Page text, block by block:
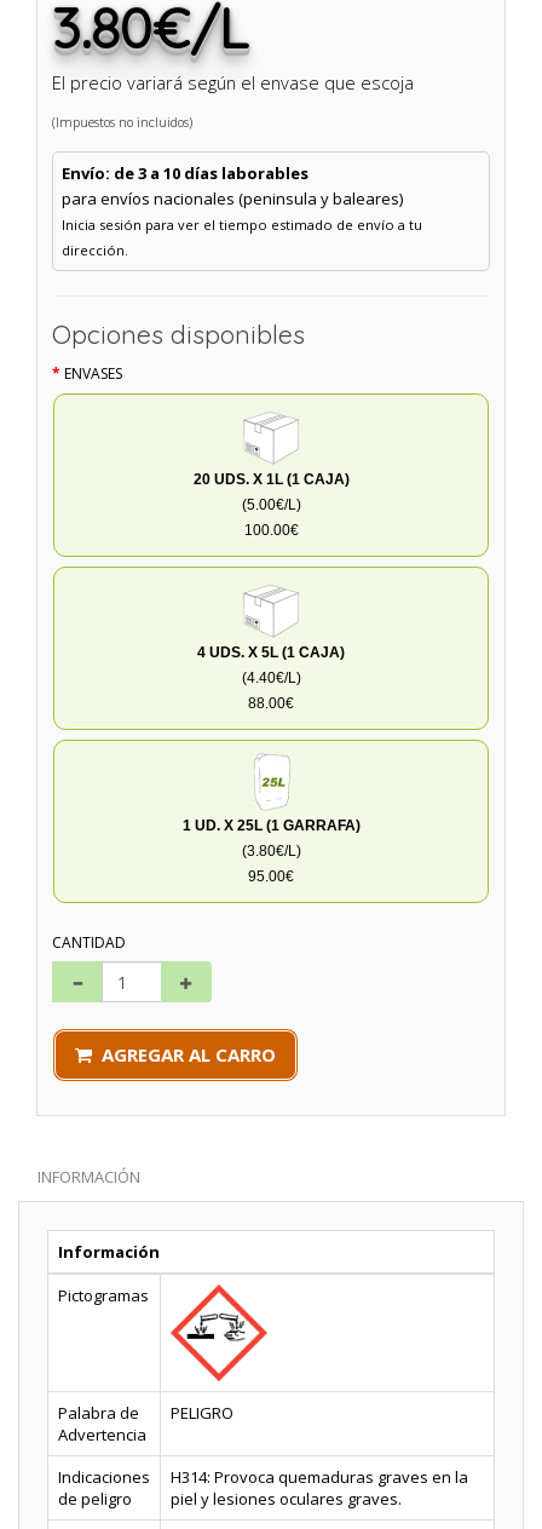
3.80€/L
El precio variará según el envase que escoja
(Impuestos no incluidos)
Envío: de 3 a 10 días laborables
para envíos nacionales (peninsula y baleares)
Inicia sesión para ver el tiempo estimado de envío a tu
dirección.
Opciones disponibles
ENVASES
20 UDS. X 1L (1 CAJA)
(5.00€/L)
100.00€
4 UDS. X 5L (1 CAJA)
(4.40€/L)
88.00€
1 UD. X 25L (1 GARRAFA)
(3.80€/L)
95.00€
CANTIDAD
AGREGAR AL CARRO
INFORMACIÓN
Información
Pictogramas
Palabra de
Advertencia
PELIGRO
Indicaciones
de peligro
H314: Provoca quemaduras graves en la
piel y lesiones oculares graves.